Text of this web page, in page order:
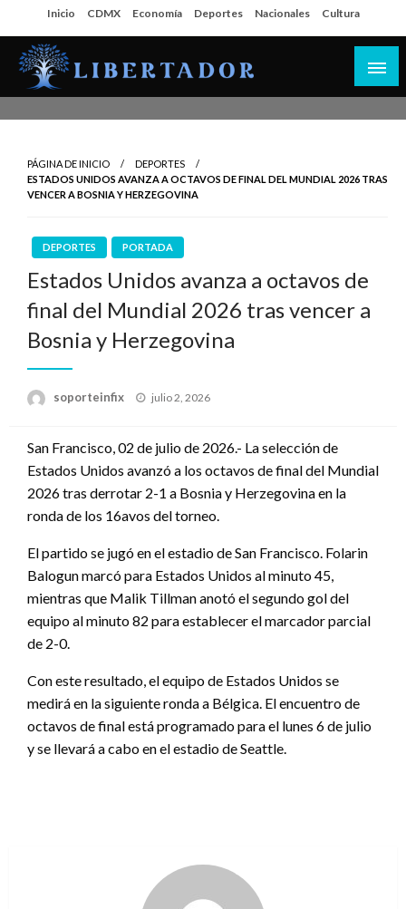
al
contenido
Inicio CDMX Economía Deportes Nacionales Cultura
PÁGINA DE INICIO
DEPORTES
ESTADOS UNIDOS AVANZA A OCTAVOS DE FINAL DEL MUNDIAL 2026 TRAS
VENCER A BOSNIA Y HERZEGOVINA
DEPORTES PORTADA
Estados Unidos avanza a octavos de
final del Mundial 2026 tras vencer a
Bosnia y Herzegovina
soporteinfix
Publicado
julio 2, 2026
San Francisco, 02 de julio de 2026.- La selección de
Estados Unidos avanzó a los octavos de final del Mundial
2026 tras derrotar 2-1 a Bosnia y Herzegovina en la
ronda de los 16avos del torneo.
El partido se jugó en el estadio de San Francisco. Folarin
Balogun marcó para Estados Unidos al minuto 45,
mientras que Malik Tillman anotó el segundo gol del
equipo al minuto 82 para establecer el marcador parcial
de 2-0.
Con este resultado, el equipo de Estados Unidos se
medirá en la siguiente ronda a Bélgica. El encuentro de
octavos de final está programado para el lunes 6 de julio
y se llevará a cabo en el estadio de Seattle.